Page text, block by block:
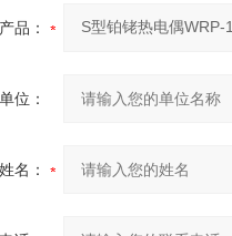
产品：
位：
名：